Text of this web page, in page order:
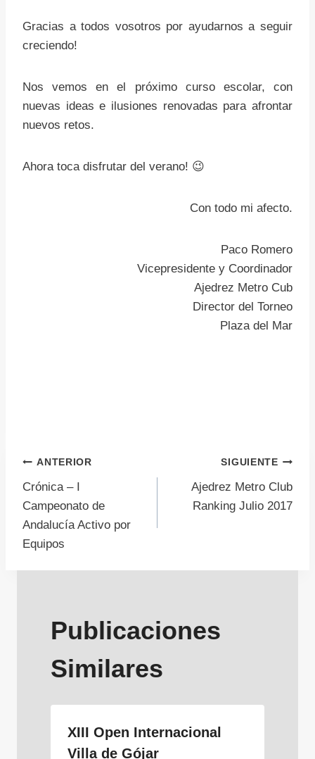
Gracias a todos vosotros por ayudarnos a seguir
creciendo!
Nos vemos en el próximo curso escolar, con
nuevas ideas e ilusiones renovadas para afrontar
nuevos retos.
Ahora toca disfrutar del verano! 😉
Con todo mi afecto.
Paco Romero
Vicepresidente y Coordinador
Ajedrez Metro Cub
Director del Torneo
Plaza del Mar
Navegación
de
entradas
ANTERIOR
Crónica – I
Campeonato de
Andalucía Activo por
Equipos
SIGUIENTE
Ajedrez Metro Club
Ranking Julio 2017
Publicaciones
Similares
XIII Open Internacional
Villa de Gójar